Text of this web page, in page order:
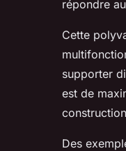
répondre
Cette
supporter
est de
Des